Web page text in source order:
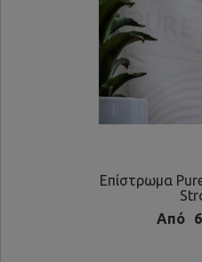
Επίστρωμα
Από